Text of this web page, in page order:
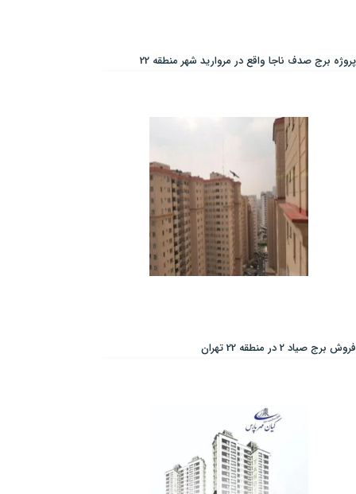
پروژه برج صدف ناجا واقع در مروارید شهر منطقه 22
فروش برج صیاد 2 در منطقه 22 تهران